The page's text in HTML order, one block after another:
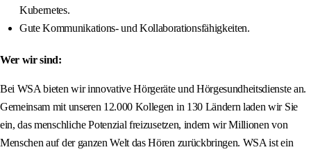
Kubernetes.
Gute Kommunikations- und Kollaborationsfähigkeiten.
Wer wir sind:
Bei WSA bieten wir innovative Hörgeräte und Hörgesundheitsdienste an.
Gemeinsam mit unseren 12.000 Kollegen in 130 Ländern laden wir Sie
ein, das menschliche Potenzial freizusetzen, indem wir Millionen von
Menschen auf der ganzen Welt das Hören zurückbringen. WSA ist ein